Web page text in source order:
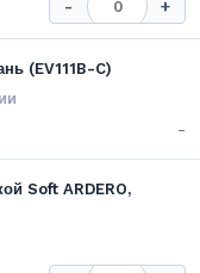
- +
(EV111B-C)
-
Soft ARDERO,